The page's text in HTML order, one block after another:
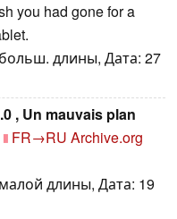
you had gone for a
длины, Дата: 27
, Un mauvais plan
FR→RU Archive.org
длины, Дата: 19